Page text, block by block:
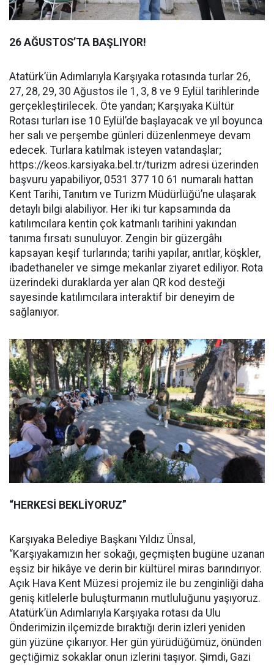
26 AĞUSTOS’TA BAŞLIYOR!
Atatürk’ün Adımlarıyla Karşıyaka rotasında turlar 26,
27, 28, 29, 30 Ağustos ile 1, 3, 8 ve 9 Eylül tarihlerinde
gerçekleştirilecek. Öte yandan; Karşıyaka Kültür
Rotası turları ise 10 Eylül’de başlayacak ve yıl boyunca
her salı ve perşembe günleri düzenlenmeye devam
edecek. Turlara katılmak isteyen vatandaşlar;
https://keos.karsiyaka.bel.tr/turizm adresi üzerinden
başvuru yapabiliyor, 0531 377 10 61 numaralı hattan
Kent Tarihi, Tanıtım ve Turizm Müdürlüğü’ne ulaşarak
detaylı bilgi alabiliyor. Her iki tur kapsamında da
katılımcılara kentin çok katmanlı tarihini yakından
tanıma fırsatı sunuluyor. Zengin bir güzergâhı
kapsayan keşif turlarında; tarihi yapılar, anıtlar, köşkler,
ibadethaneler ve simge mekanlar ziyaret ediliyor. Rota
üzerindeki duraklarda yer alan QR kod desteği
sayesinde katılımcılara interaktif bir deneyim de
sağlanıyor.
“HERKESİ BEKLİYORUZ”
Karşıyaka Belediye Başkanı Yıldız Ünsal,
“Karşıyakamızın her sokağı, geçmişten bugüne uzanan
eşsiz bir hikâye ve derin bir kültürel miras barındırıyor.
Açık Hava Kent Müzesi projemiz ile bu zenginliği daha
geniş kitlelerle buluşturmanın mutluluğunu yaşıyoruz.
Atatürk’ün Adımlarıyla Karşıyaka rotası da Ulu
Önderimizin ilçemizde bıraktığı derin izleri yeniden
gün yüzüne çıkarıyor. Her gün yürüdüğümüz, önünden
geçtiğimiz sokaklar onun izlerini taşıyor. Şimdi, Gazi